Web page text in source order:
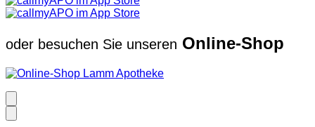
oder besuchen Sie unseren Online-Shop